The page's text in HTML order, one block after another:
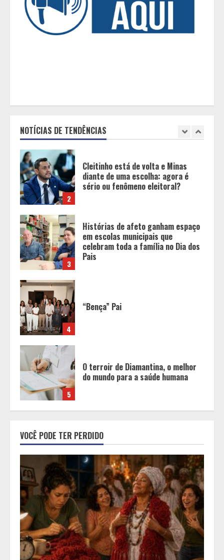
NOTÍCIAS DE TENDÊNCIAS
5
2
3
Histórias de afeto ganham espaço
em escolas municipais que
celebram toda a família no Dia dos
Pais
4
“Bença” Pai
5
O terroir de Diamantina, o melhor
do mundo para a saúde humana
1
A última encomenda de crochê da
minha vida
diante de uma escolha: agora é
sério ou fenômeno eleitoral?
3
Histórias de afeto ganham espaço
em escolas municipais que
celebram toda a família no Dia dos
Pais
VOCÊ PODE TER PERDIDO